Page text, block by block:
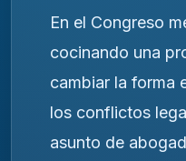
En el Congreso
cocinando una
cambiar la forma
los conflictos
asunto de